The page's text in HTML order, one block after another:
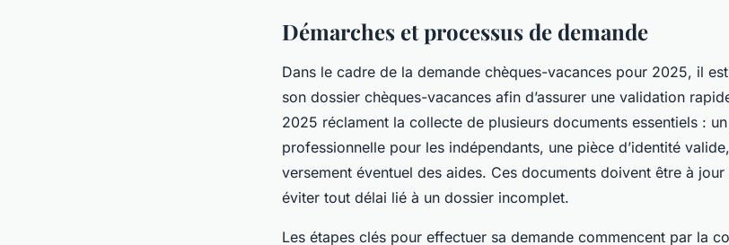
Démarches et processus de demande
Dans le cadre de la demande chèques-vacances pour 2025, il
son dossier chèques-vacances afin d’assurer une validation
2025 réclament la collecte de plusieurs documents essentiels :
professionnelle pour les indépendants, une pièce d’identité
versement éventuel des aides. Ces documents doivent être à
éviter tout délai lié à un dossier incomplet.
Les étapes clés pour effectuer sa demande commencent par la